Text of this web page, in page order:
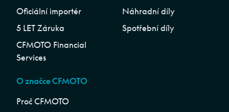
Oficiální importér
5 LET Záruka
CFMOTO Financial
Services
Náhradní díly
Spotřební díly
O značce CFMOTO
Proč CFMOTO